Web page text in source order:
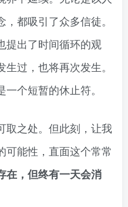
都吸引了众多信徒。
提出了时间循环的观
过，也将再次发生。
个短暂的休止符。
取之处。但此刻，让我
可能性，直面这个常常
在，但终有一天会消